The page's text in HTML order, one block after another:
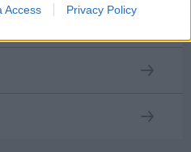
Access Privacy Policy
festen nemlig til
Bi-Trio, der blandt andet
Daugaard.